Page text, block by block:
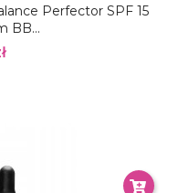
Perfector SPF 15
BB...